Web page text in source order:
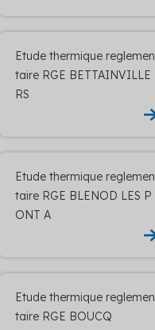
Etude thermique reglemen
taire RGE BETTAINVILLE
RS
Etude thermique reglemen
taire RGE BLENOD LES P
ONT A
Etude thermique reglemen
taire RGE BOUCQ